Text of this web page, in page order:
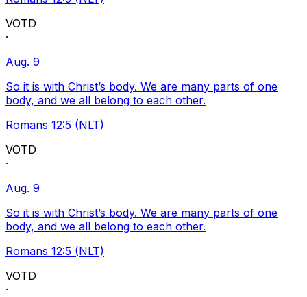
VOTD
·
Aug. 9
So it is with Christ’s body. We are many parts of one
body, and we all belong to each other.
Romans 12:5 (NLT)
VOTD
·
Aug. 9
So it is with Christ’s body. We are many parts of one
body, and we all belong to each other.
Romans 12:5 (NLT)
VOTD
·